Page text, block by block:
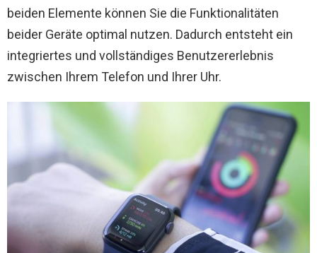
beiden Elemente können Sie die Funktionalitäten
beider Geräte optimal nutzen. Dadurch entsteht ein
integriertes und vollständiges Benutzererlebnis
zwischen Ihrem Telefon und Ihrer Uhr.